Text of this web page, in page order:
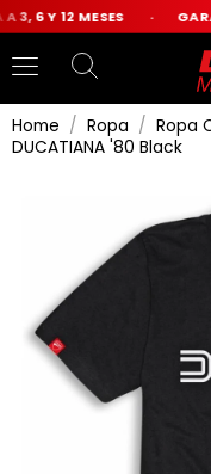
6 Y 12 MESES
Home Ropa Ropa
DUCATIANA '80 Black